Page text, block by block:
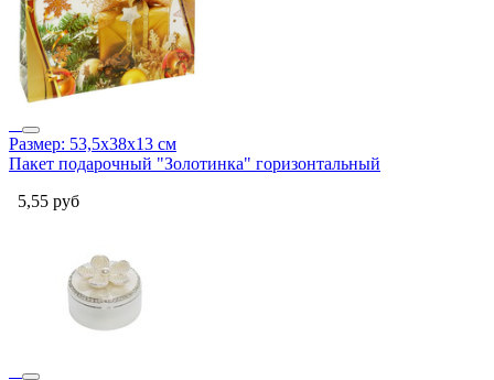
Размер: 53,5х38х13 см
Пакет подарочный "Золотинка" горизонтальный
5,55 руб